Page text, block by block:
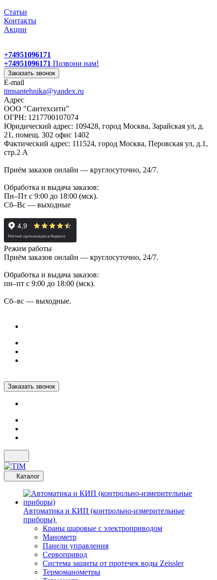
Статьи
Контакты
Акции
+74951096171
+74951096171 Позвони нам!
Заказать звонок
E-mail
timsantehnika@yandex.ru
Адрес
ООО "Сантехсити"
ОГРН: 1217700107074
Юридический адрес: 109428, город Москва, Зарайская ул, д.
21, помещ. 302 офис 1402
Фактический адрес: 111524, город Москва, Перовская ул, д.1,
стр.2 А
Приём заказов онлайн — круглосуточно, 24/7.
Обработка и выдача заказов:
Пн–Пт с 9:00 до 18:00 (мск).
Сб–Вс — выходные
Режим работы
Приём заказов онлайн — круглосуточно, 24/7.
Обработка и выдача заказов:
пн–пт с 9:00 до 18:00 (мск).
Сб–вс — выходные.
Заказать звонок
Каталог
Автоматика и КИП (контрольно-измерительные
приборы)
Краны шаровые с электроприводом
Манометр
Панели управления
Сервопривод
Система защиты от протечек воды Zeissler
Термоманометры